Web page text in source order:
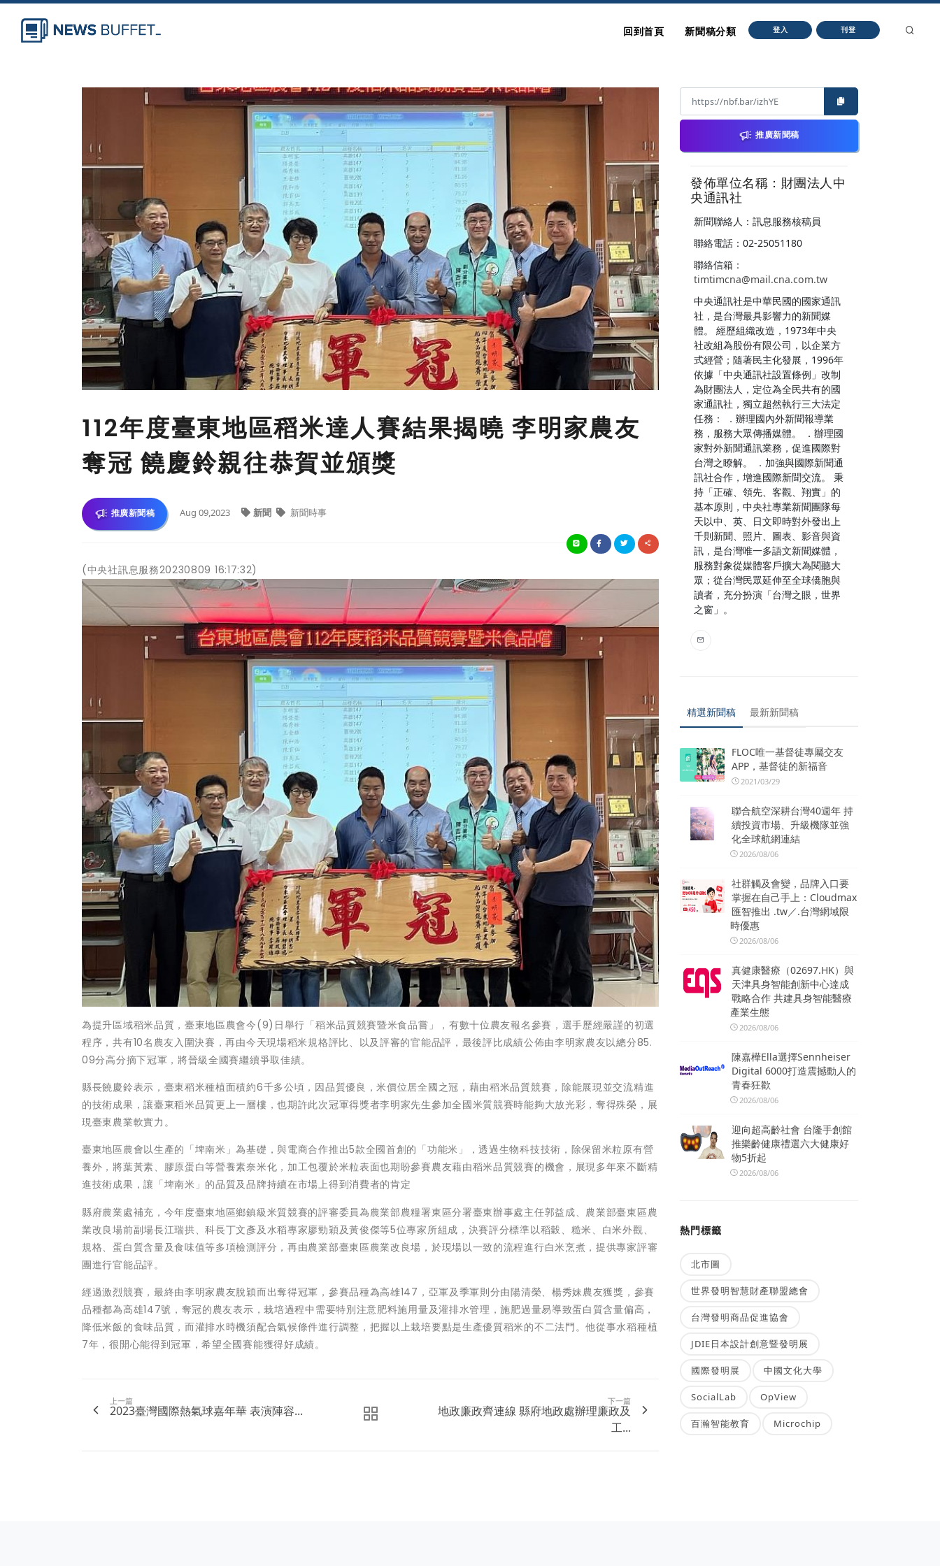
回到首頁 新聞稿分類 登入 刊登
112年度臺東地區稻米達人賽結果揭曉 李明家農友
奪冠 饒慶鈴親往恭賀並頒獎
推廣新聞稿 Aug 09,2023 新聞 新聞時事
(中央社訊息服務20230809 16:17:32)
為提升區域稻米品質，臺東地區農會今(9)日舉行「稻米品質競賽暨米食品嘗」，有數十位農友報名參賽，選手歷經嚴謹的初選
程序，共有10名農友入圍決賽，再由今天現場稻米規格評比、以及評審的官能品評，最後評比成績公佈由李明家農友以總分85.
09分高分摘下冠軍，將晉級全國賽繼續爭取佳績。
縣長饒慶鈴表示，臺東稻米種植面積約6千多公頃，因品質優良，米價位居全國之冠，藉由稻米品質競賽，除能展現並交流精進
的技術成果，讓臺東稻米品質更上一層樓，也期許此次冠軍得獎者李明家先生參加全國米質競賽時能夠大放光彩，奪得殊榮，展
現臺東農業軟實力。
臺東地區農會以生產的「埤南米」為基礎，與電商合作推出5款全國首創的「功能米」，透過生物科技技術，除保留米粒原有營
養外，將葉黃素、膠原蛋白等營養素奈米化，加工包覆於米粒表面也期盼參賽農友藉由稻米品質競賽的機會，展現多年來不斷精
進技術成果，讓「埤南米」的品質及品牌持續在市場上得到消費者的肯定
縣府農業處補充，今年度臺東地區鄉鎮級米質競賽的評審委員為農業部農糧署東區分署臺東辦事處主任郭益成、農業部臺東區農
業改良場前副場長江瑞拱、科長丁文彥及水稻專家廖勁穎及黃俊傑等5位專家所組成，決賽評分標準以稻穀、糙米、白米外觀、
規格、蛋白質含量及食味值等多項檢測評分，再由農業部臺東區農業改良場，於現場以一致的流程進行白米烹煮，提供專家評審
團進行官能品評。
經過激烈競賽，最終由李明家農友脫穎而出奪得冠軍，參賽品種為高雄147，亞軍及季軍則分由陽清榮、楊秀妹農友獲獎，參賽
品種都為高雄147號，奪冠的農友表示，栽培過程中需要特別注意肥料施用量及灌排水管理，施肥過量易導致蛋白質含量偏高，
降低米飯的食味品質，而灌排水時機須配合氣候條件進行調整，把握以上栽培要點是生產優質稻米的不二法門。他從事水稻種植
7年，很開心能得到冠軍，希望全國賽能獲得好成績。
上一篇
2023臺灣國際熱氣球嘉年華 表演陣容...
下一篇
地政廉政齊連線 縣府地政處辦理廉政及
工...
推廣新聞稿
發佈單位名稱：財團法人中
央通訊社
新聞聯絡人：訊息服務核稿員
聯絡電話：02-25051180
聯絡信箱：
timtimcna@mail.cna.com.tw
中央通訊社是中華民國的國家通訊
社，是台灣最具影響力的新聞媒
體。 經歷組織改造，1973年中央
社改組為股份有限公司，以企業方
式經營；隨著民主化發展，1996年
依據「中央通訊社設置條例」改制
為財團法人，定位為全民共有的國
家通訊社，獨立超然執行三大法定
任務： ．辦理國內外新聞報導業
務，服務大眾傳播媒體。 ．辦理國
家對外新聞通訊業務，促進國際對
台灣之瞭解。 ．加強與國際新聞通
訊社合作，增進國際新聞交流。 秉
持「正確、領先、客觀、翔實」的
基本原則，中央社專業新聞團隊每
天以中、英、日文即時對外發出上
千則新聞、照片、圖表、影音與資
訊，是台灣唯一多語文新聞媒體，
服務對象從媒體客戶擴大為閱聽大
眾；從台灣民眾延伸至全球僑胞與
讀者，充分扮演「台灣之眼，世界
之窗」。
精選新聞稿 最新新聞稿
FLOC唯一基督徒專屬交友
APP，基督徒的新福音
2021/03/29
聯合航空深耕台灣40週年 持
續投資市場、升級機隊並強
化全球航網連結
2026/08/06
社群觸及會變，品牌入口要
掌握在自己手上：Cloudmax
匯智推出 .tw／.台灣網域限
時優惠
2026/08/06
真健康醫療（02697.HK）與
天津具身智能創新中心達成
戰略合作 共建具身智能醫療
產業生態
2026/08/06
陳嘉樺Ella選擇Sennheiser
Digital 6000打造震撼動人的
青春狂歡
2026/08/06
迎向超高齡社會 台隆手創館
推樂齡健康禮選六大健康好
物5折起
2026/08/06
熱門標籤
北市圖
世界發明智慧財產聯盟總會
台灣發明商品促進協會
JDIE日本設計創意暨發明展
國際發明展 中國文化大學
SocialLab OpView
百瀚智能教育 Microchip